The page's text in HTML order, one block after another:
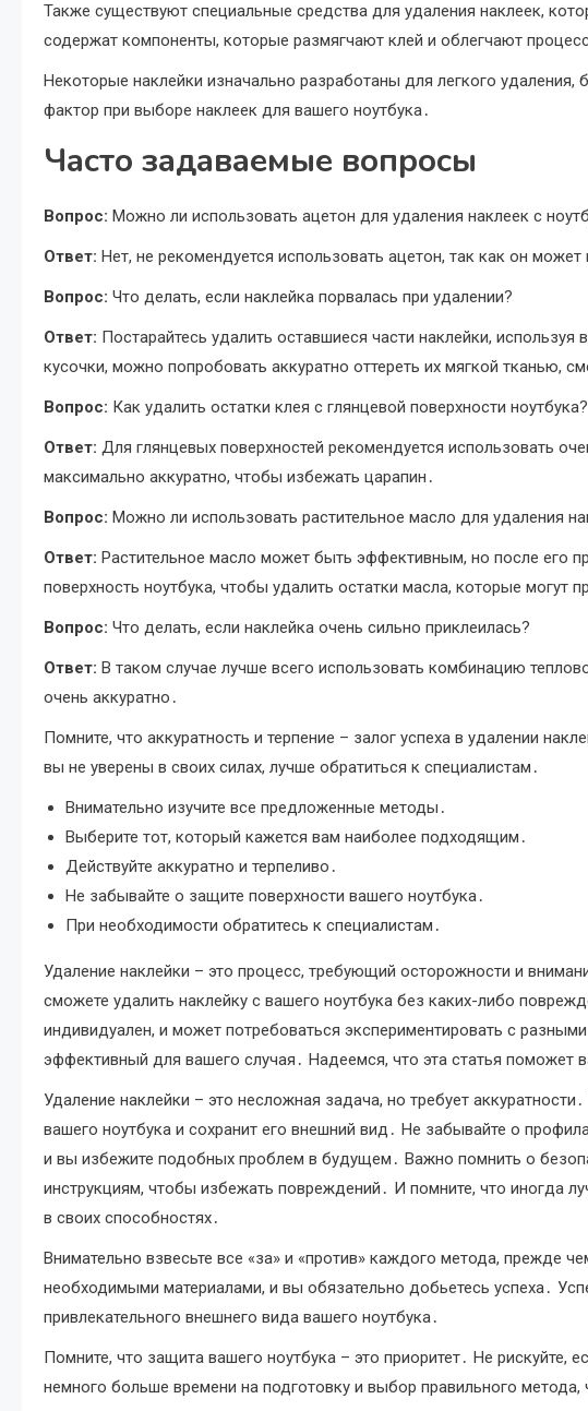
Также существуют специальные средства для удаления наклеек,
содержат компоненты, которые размягчают клей и облегчают
Некоторые наклейки изначально разработаны для легкого
фактор при выборе наклеек для вашего ноутбука․
Часто задаваемые вопросы
Вопрос: Можно ли использовать ацетон для удаления наклеек с
Ответ: Нет, не рекомендуется использовать ацетон, так как он может
Вопрос: Что делать, если наклейка порвалась при удалении?
Ответ: Постарайтесь удалить оставшиеся части наклейки,
кусочки, можно попробовать аккуратно оттереть их мягкой тканью,
Вопрос: Как удалить остатки клея с глянцевой поверхности ноутбука?
Ответ: Для глянцевых поверхностей рекомендуется использовать
максимально аккуратно, чтобы избежать царапин․
Вопрос: Можно ли использовать растительное масло для удаления
Ответ: Растительное масло может быть эффективным, но после его
поверхность ноутбука, чтобы удалить остатки масла, которые могут
Вопрос: Что делать, если наклейка очень сильно приклеилась?
Ответ: В таком случае лучше всего использовать комбинацию
очень аккуратно․
Помните, что аккуратность и терпение – залог успеха в удалении
вы не уверены в своих силах, лучше обратиться к специалистам․
Внимательно изучите все предложенные методы․
Выберите тот, который кажется вам наиболее подходящим․
Действуйте аккуратно и терпеливо․
Не забывайте о защите поверхности вашего ноутбука․
При необходимости обратитесь к специалистам․
Удаление наклейки – это процесс, требующий осторожности и
сможете удалить наклейку с вашего ноутбука без каких-либо
индивидуален, и может потребоваться экспериментировать с
эффективный для вашего случая․ Надеемся, что эта статья поможет
Удаление наклейки – это несложная задача, но требует
вашего ноутбука и сохранит его внешний вид․ Не забывайте о
и вы избежите подобных проблем в будущем․ Важно помнить о
инструкциям, чтобы избежать повреждений․ И помните, что иногда
в своих способностях․
Внимательно взвесьте все «за» и «против» каждого метода, прежде
необходимыми материалами, и вы обязательно добьетесь успеха․
привлекательного внешнего вида вашего ноутбука․
Помните, что защита вашего ноутбука – это приоритет․ Не рискуйте,
немного больше времени на подготовку и выбор правильного метода,